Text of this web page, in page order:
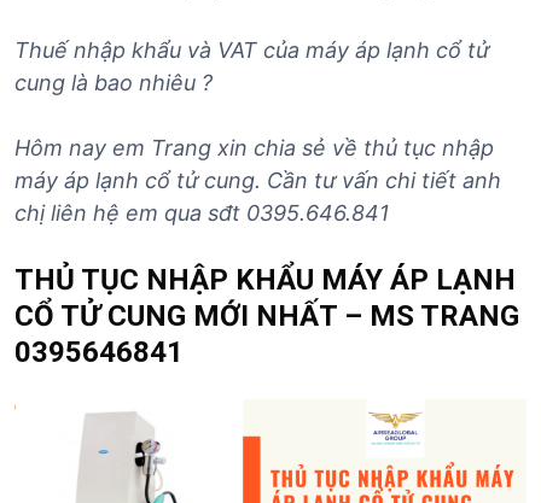
Thuế nhập khẩu và VAT của máy áp lạnh cổ tử
cung là bao nhiêu ?
Hôm nay em Trang xin chia sẻ về thủ tục nhập
máy áp lạnh cổ tử cung. Cần tư vấn chi tiết anh
chị liên hệ em qua sđt 0395.646.841
THỦ TỤC NHẬP KHẨU MÁY ÁP LẠNH
CỔ TỬ CUNG MỚI NHẤT – MS TRANG
0395646841